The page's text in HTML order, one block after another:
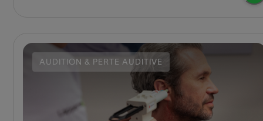
situation. Ce guide étape par étape couvre les symptômes et les
complications médicales, ainsi que le moment et la raison de
consulter un médecin.
AUDITION & PERTE AUDITIVE